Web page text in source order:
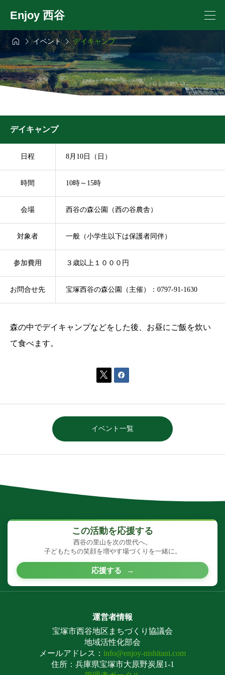
Enjoy 西谷
 イベントデイキャンプ
デイキャンプ
日程 8月10日（日）
時間 10時～15時
会場 西谷の森公園（西の谷農舎）
対象者 一般（小学生以下は保護者同伴）
参加費用 ３歳以上１０００円
お問合せ先 宝塚西谷の森公園（主催
森の中でデイキャンプなどをした後、お昼にご飯を炊い
て食べます。
 
イベント一覧
この活動を応援する
西谷の里山を次の世代へ。
子どもたちの笑顔を増やす場づくりを一緒に。
応援する →
運営者情報
宝塚市西谷地区まちづくり協議会
地域活性化部会
メールアドレス： info@enjoy-nishitani.com
住所：兵庫県宝塚市大原野炭屋1-1